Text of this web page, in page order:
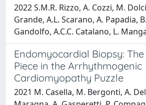
2022 S.M.R. Rizzo, A. Cozzi, M.
Grande, A.L. Scarano, A. Papadia,
Gandolfo, A.C.C. Catalano, L.
Endomyocardial Biopsy:
Piece in the Arrhythmogenic
Cardiomyopathy Puzzle
2021 M. Casella, M. Bergonti, A.